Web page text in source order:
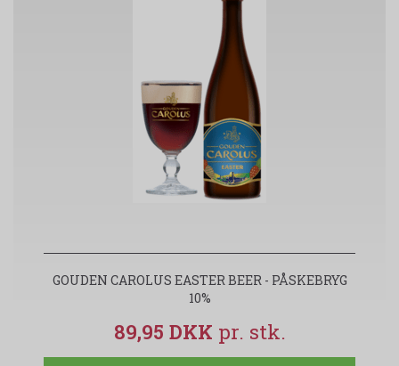
GOUDEN CAROLUS EASTER BEER - PÅSKEBRYG
10%
89,95 DKK